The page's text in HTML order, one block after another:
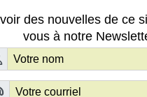
des nouvelles de ce
vous à notre